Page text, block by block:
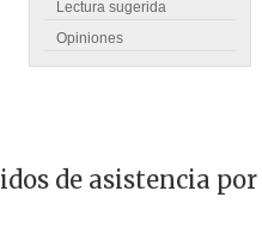
Lectura sugerida
Opiniones
de asistencia